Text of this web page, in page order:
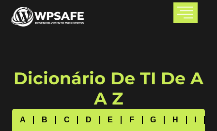
Dicionário De TI De A
A Z
A B C D E F G H
I